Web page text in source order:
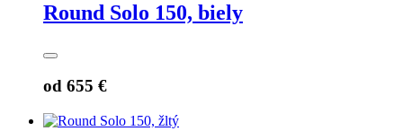
Round Solo 150, biely
od 655 €